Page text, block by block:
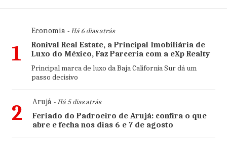
1
Economia- Há 6 dias atrás
Ronival Real Estate, a Principal Imobiliária de
Luxo do México, Faz Parceria com a eXp Realty
Principal marca de luxo da Baja California Sur dá um
passo decisivo
2 Arujá- Há 5 dias atrás
Feriado do Padroeiro de Arujá: confira o que
abre e fecha nos dias 6 e 7 de agosto